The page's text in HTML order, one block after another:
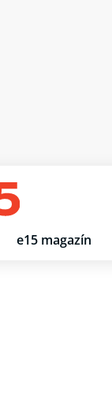
e15 magazín